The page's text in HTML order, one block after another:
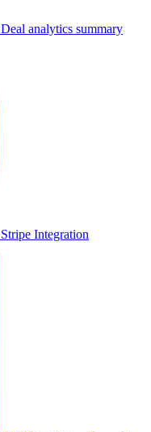
Deal analytics summary
Stripe Integration